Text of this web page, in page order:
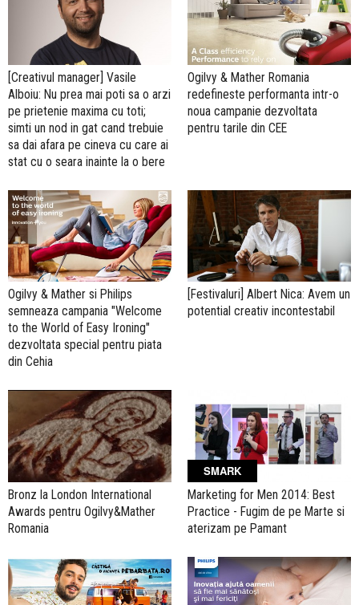
[Creativul manager] Vasile
Alboiu: Nu prea mai poti sa o arzi
pe prietenie maxima cu toti;
simti un nod in gat cand trebuie
sa dai afara pe cineva cu care ai
stat cu o seara inainte la o bere
Ogilvy & Mather Romania
redefineste performanta intr-o
noua campanie dezvoltata
pentru tarile din CEE
Ogilvy & Mather si Philips
semneaza campania "Welcome
to the World of Easy Ironing"
dezvoltata special pentru piata
din Cehia
[Festivaluri] Albert Nica: Avem un
potential creativ incontestabil
Bronz la London International
Awards pentru Ogilvy&Mather
Romania
SMARK
Marketing for Men 2014: Best
Practice - Fugim de pe Marte si
aterizam pe Pamant